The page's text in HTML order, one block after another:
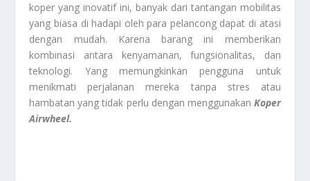
koper yang inovatif ini, banyak dari tantangan mobilitas
yang biasa di hadapi oleh para pelancong dapat di atasi
dengan mudah. Karena barang ini memberikan
kombinasi antara kenyamanan, fungsionalitas, dan
teknologi. Yang memungkinkan pengguna untuk
menikmati perjalanan mereka tanpa stres atau
hambatan yang tidak perlu dengan menggunakan Koper
Airwheel.